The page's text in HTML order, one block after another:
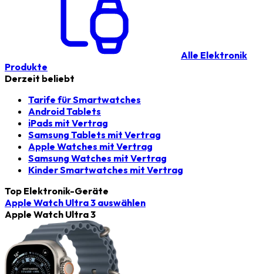
Alle Elektronik
Produkte
Derzeit beliebt
Tarife für Smartwatches
Android Tablets
iPads mit Vertrag
Samsung Tablets mit Vertrag
Apple Watches mit Vertrag
Samsung Watches mit Vertrag
Kinder Smartwatches mit Vertrag
Top Elektronik-Geräte
Apple Watch Ultra 3 auswählen
Apple Watch Ultra 3